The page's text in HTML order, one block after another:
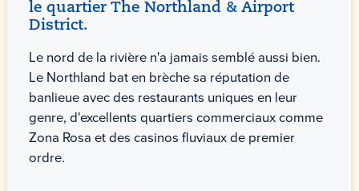
le quartier The Northland & Airport
District.
Le nord de la rivière n'a jamais semblé aussi bien.
Le Northland bat en brèche sa réputation de
banlieue avec des restaurants uniques en leur
genre, d'excellents quartiers commerciaux comme
Zona Rosa et des casinos fluviaux de premier
ordre.